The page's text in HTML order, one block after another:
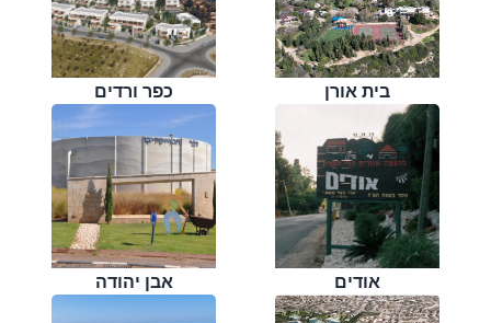
כפר ורדים בית אורן
אבן יהודה אודים